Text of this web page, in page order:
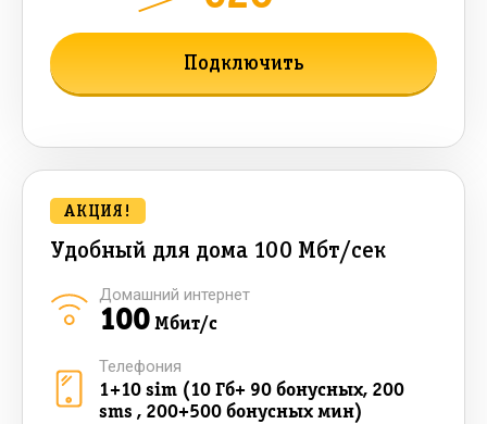
Подключить
Удобный для дома 100 Мбт/сек
АКЦИЯ!
100Мбит/с
Домашний интернет
1+10 sim (10 Гб+ 90 бонусных, 200
sms , 200+500 бонусных мин)
Телефония